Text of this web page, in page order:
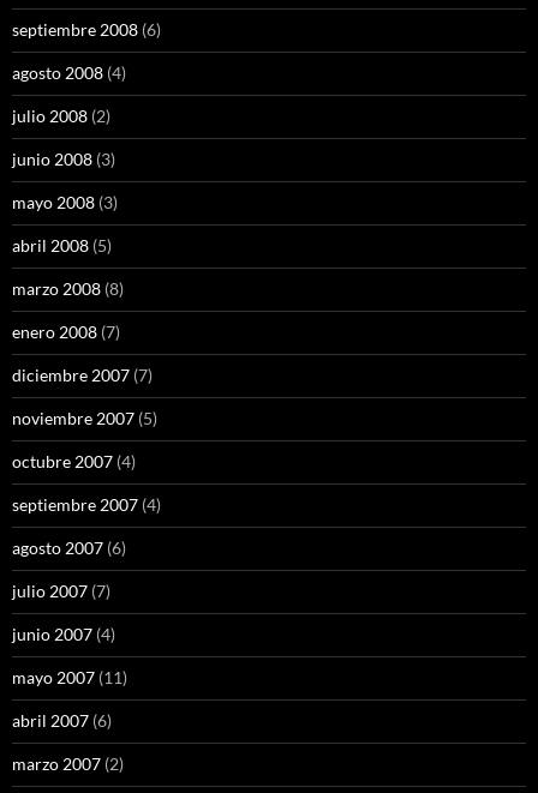
septiembre 2008 (6)
agosto 2008 (4)
julio 2008 (2)
junio 2008 (3)
mayo 2008 (3)
abril 2008 (5)
marzo 2008 (8)
enero 2008 (7)
diciembre 2007 (7)
noviembre 2007 (5)
octubre 2007 (4)
septiembre 2007 (4)
agosto 2007 (6)
julio 2007 (7)
junio 2007 (4)
mayo 2007 (11)
abril 2007 (6)
marzo 2007 (2)